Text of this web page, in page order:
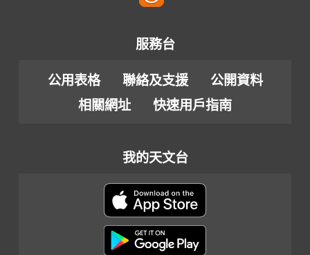
服務台
公用表格 聯絡及支援
公開資料
相關網址
快速用戶指南
我的天文台